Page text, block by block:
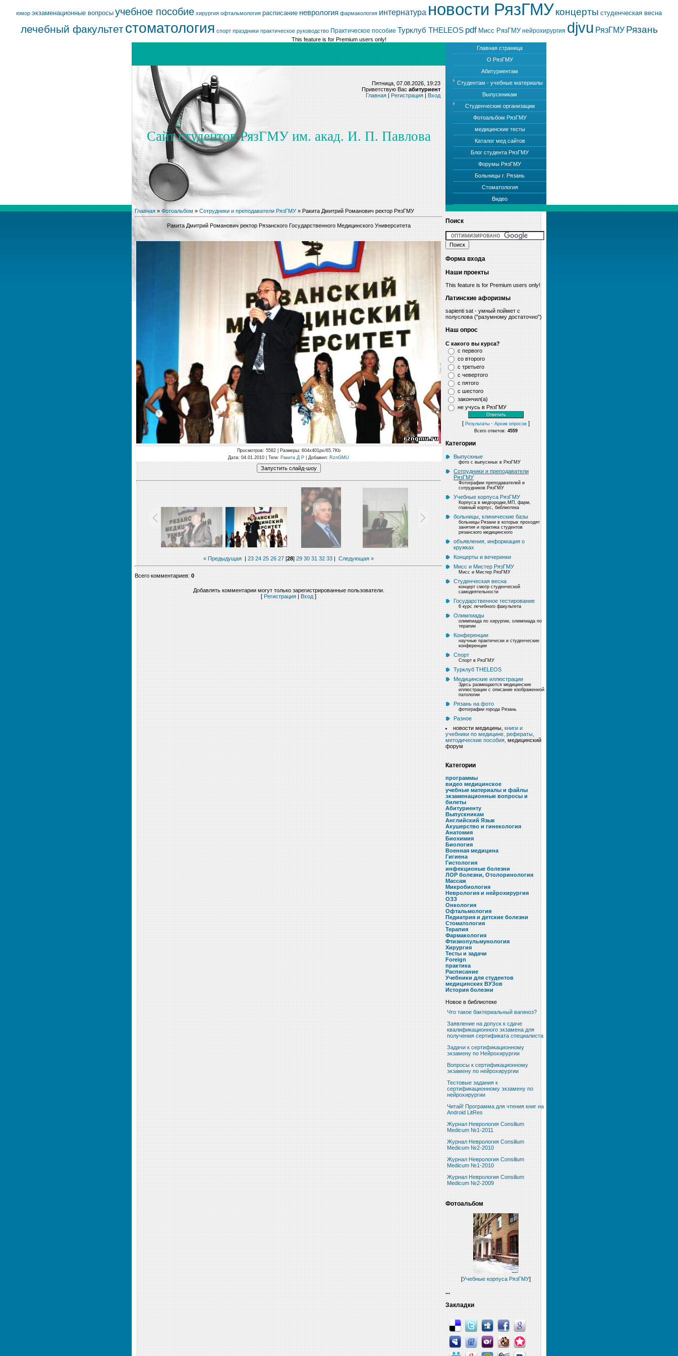
юмор экзаменационные вопросы учебное пособие хирургия офтальмология расписание неврология фармакология интернатура новости РязГМУконцерты студенческая весна
лечебный факультетстоматология спорт праздники практическое руководство Практическое пособие Турклуб THELEOS pdf Мисс РязГМУ нейрохирургия djvu РязГМУ Рязань
This feature is for Premium users only!
Главная страница
О РязГМУ
Абитуриентам
Студентам - учебные материалы
Выпускникам
Студенческие организации
Фотоальбом РязГМУ
медицинские тесты
Каталог мед сайтов
Блог студента РязГМУ
Форумы РязГМУ
Больницы г. Рязань
Стоматология
Видео
Пятница, 07.08.2026, 19:23
Приветствую Вас абитуриент
Главная | Регистрация | Вход
Сайт студентов РязГМУ им. акад. И. П. Павлова
Главная » Фотоальбом » Сотрудники и преподаватели РязГМУ » Ракита Дмитрий Романович ректор РязГМУ
Ракита Дмитрий Романович ректор Рязанского Государственного Медицинского Университета
Просмотров: 5582 | Размеры: 604x401px/65.7Kb
Дата: 04.01.2010 | Теги: Ракита Д Р Добавил: RznGMU
« Предыдущая | 23 24 25 26 27 [28] 29 30 31 32 33 | Следующая »
Всего комментариев: 0
Добавлять комментарии могут только зарегистрированные пользователи.
[ Регистрация Вход ]
Поиск
Форма входа
Наши проекты
This feature is for Premium users only!
Латинские афоризмы
sapienti sat - умный поймет с
полуслова ("разумному достаточно")
Наш опрос
С какого вы курса?
с первого
со второго
с третьего
с чевертого
с пятого
с шестого
закончил(а)
не учусь в РязГМУ
[ Результаты · Архив опросов ]
Всего ответов: 4559
Категории
Выпускные
фото с выпускных в РязГМУ
Сотрудники и преподаватели
РязГМУ
Фотографии преподавателей и
сотрудников РязГМУ
Учебные корпуса РязГМУ
Корпуса в медгородке,МП, фарм,
главный корпус, библиотека
больницы, клинические базы
больницы Рязани в которых проходят
занятия и практика студентов
рязанского медицинского
объявления, информация о
кружках
Концерты и вечеринки
Мисс и Мистер РязГМУ
Мисс и Мистер РязГМУ
Студенческая весна
концерт смотр студенческой
самодеятельности
Государственное тестирование
6 курс лечебного факультета
Олимпиады
олимпиада по хирургии, олимпиада по
терапии
Конференции
научные практически и студенческие
конференции
Спорт
Спорт в РязГМУ
Турклуб THELEOS
Медицинские иллюстрации
Здесь размещаются медицинские
иллюстрации с описание изображенной
патологии
Рязань на фото
фотографии города Рязань
Разное
новости медицины, книги и
учебники по медицине, рефераты,
методические пособия, медицинский
форум
Категории
программы
видео медицинское
учебные материалы и файлы
экзаменационные вопросы и
билеты
Абитуриенту
Выпускникам
Английский Язык
Акушерство и гинекология
Анатомия
Биохимия
Биология
Военная медицина
Гигиена
Гистология
инфекционые болезни
ЛОР болезни, Отолоринология
Массаж
Микробиология
Неврология и нейрохирургия
ОЗЗ
Онкология
Офтальмология
Педиатрия и детские болезни
Стоматология
Терапия
Фармакология
Фтизиопульмунология
Хирургия
Тесты и задачи
Foreign
практика
Расписание
Учебники для студентов
медицинских ВУЗов
История болезни
Новое в библиотеке
Что такое бактериальный вагиноз?
Заявление на допуск к сдаче
квалификационного экзамена для
получения сертификата специалиста
Задачи к сертификационному
экзамену по Нейрохирургии
Вопросы к сертификационному
экзамену по нейрохирургии
Тестовые задания к
сертификационному экзамену по
нейрохирургии
Читай! Программа для чтения книг на
Android LitRes
Журнал Неврология Consilium
Medicum №1-2011
Журнал Неврология Consilium
Medicum №2-2010
Журнал Неврология Consilium
Medicum №1-2010
Журнал Неврология Consilium
Medicum №2-2009
Фотоальбом
[Учебные корпуса РязГМУ]
...
Закладки